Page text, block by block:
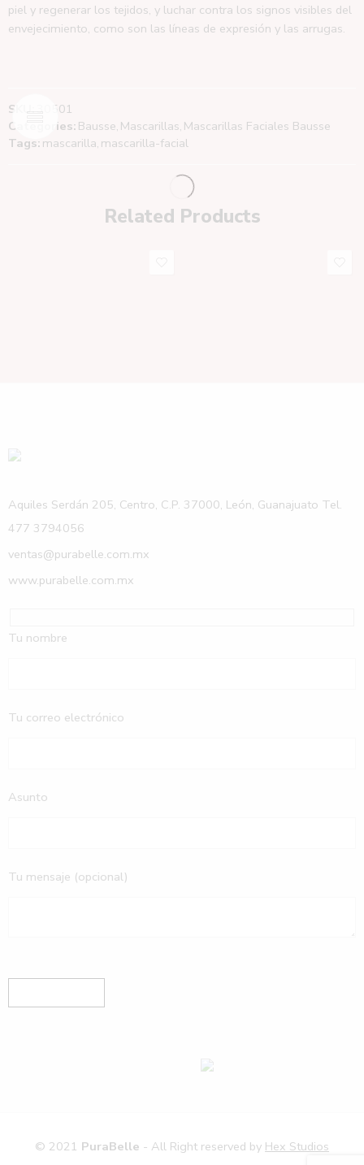
piel y regenerar los tejidos, y luchar contra los signos visibles del
envejecimiento, como son las líneas de expresión y las arrugas.
SKU:
30501
Categories: Bausse, Mascarillas, Mascarillas Faciales Bausse
Tags: mascarilla, mascarilla-facial
Related Products
Aquiles Serdán 205, Centro, C.P. 37000, León, Guanajuato Tel.
477 3794056
ventas@purabelle.com.mx
www.purabelle.com.mx
Tu nombre
Tu correo electrónico
Asunto
Tu mensaje (opcional)
© 2021 PuraBelle - All Right reserved by Hex Studios